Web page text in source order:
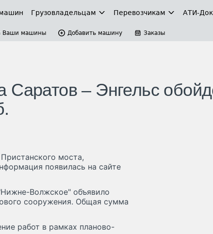
Грузовладельцам Перевозчикам АТИ-
Ваши машины Добавить машину Заказы
– Энгельс
моста,
появилась на сайте
Волжское" объявило
сооружения. Общая сумма
работ в рамках планово-